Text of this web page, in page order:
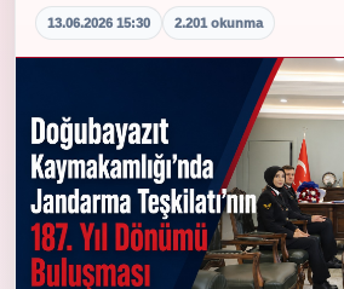
13.06.2026 15:30 2.201 okunma